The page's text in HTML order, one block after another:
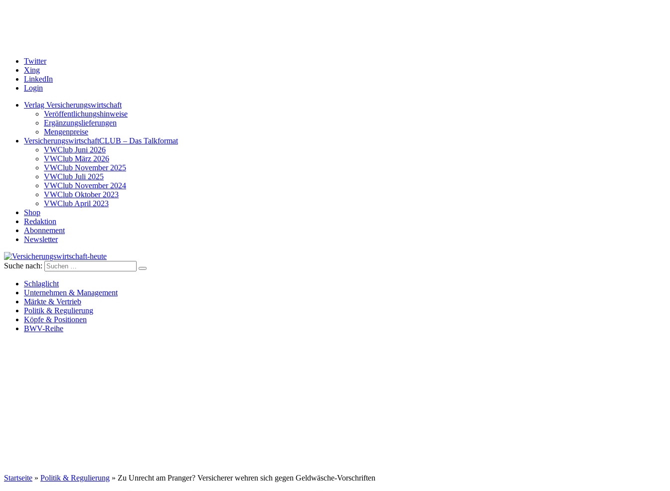
Twitter
Xing
LinkedIn
Login
Verlag Versicherungswirtschaft
Veröffentlichungshinweise
Ergänzungslieferungen
Mengenpreise
VersicherungswirtschaftCLUB – Das Talkformat
VWClub Juni 2026
VWClub März 2026
VWClub November 2025
VWClub Juli 2025
VWClub November 2024
VWClub Oktober 2023
VWClub April 2023
Shop
Redaktion
Abonnement
Newsletter
Versicherungswirtschaft-heute
Suche nach:
Schlaglicht
Unternehmen & Management
Märkte & Vertrieb
Politik & Regulierung
Köpfe & Positionen
BWV-Reihe
Startseite » Politik & Regulierung » Zu Unrecht am Pranger? Versicherer wehren sich gegen Geldwäsche-Vorschriften